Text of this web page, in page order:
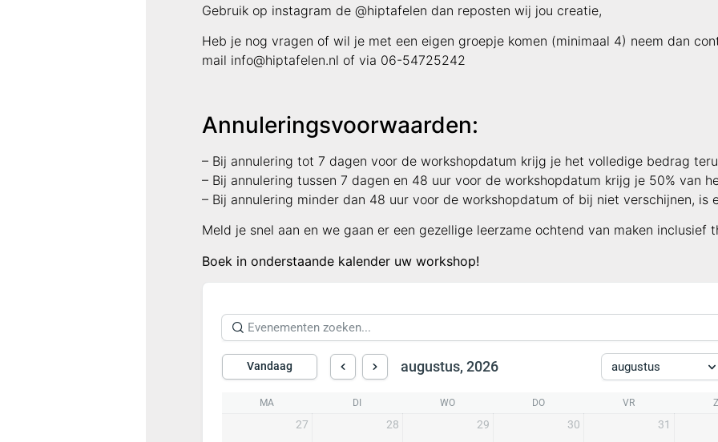
Gebruik op instagram de @hiptafelen dan reposten wij jou creatie,
Heb je nog vragen of wil je met een eigen groepje komen (minimaal 4) neem dan
mail info@hiptafelen.nl of via 06-54725242
Annuleringsvoorwaarden:
– Bij annulering tot 7 dagen voor de workshopdatum krijg je het volledige bedrag
– Bij annulering tussen 7 dagen en 48 uur voor de workshopdatum krijg je 50% van
– Bij annulering minder dan 48 uur voor de workshopdatum of bij niet verschijnen, is
Meld je snel aan en we gaan er een gezellige leerzame ochtend van maken inclusief
Boek in onderstaande kalender uw workshop!
Vandaag augustus, 2026 augustus
MA DI WO DO VR
27 28 29 30 31